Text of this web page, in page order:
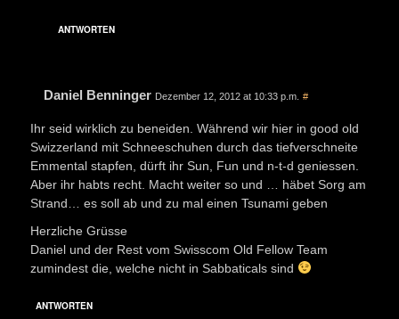
ANTWORTEN
Daniel Benninger Dezember 12, 2012 at 10:33 p.m. #
Ihr seid wirklich zu beneiden. Während wir hier in good old
Swizzerland mit Schneeschuhen durch das tiefverschneite
Emmental stapfen, dürft ihr Sun, Fun und n-t-d geniessen.
Aber ihr habts recht. Macht weiter so und … häbet Sorg am
Strand… es soll ab und zu mal einen Tsunami geben
Herzliche Grüsse
Daniel und der Rest vom Swisscom Old Fellow Team
zumindest die, welche nicht in Sabbaticals sind
ANTWORTEN